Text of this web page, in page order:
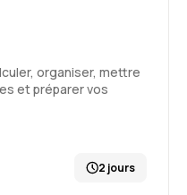
Le 21/07/2026
ces
organiser, mettre
et préparer vos
2 jours